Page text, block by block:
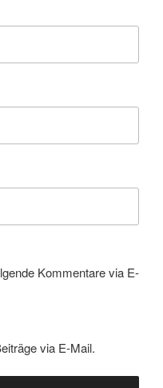
Kommentare via E-
via E-Mail.